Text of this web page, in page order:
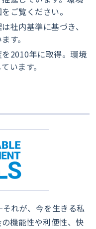
ご覧ください。
社内基準に基づき、
す。
2010年に取得。環境
います。
れが、今を生きる私
機能性や利便性、快